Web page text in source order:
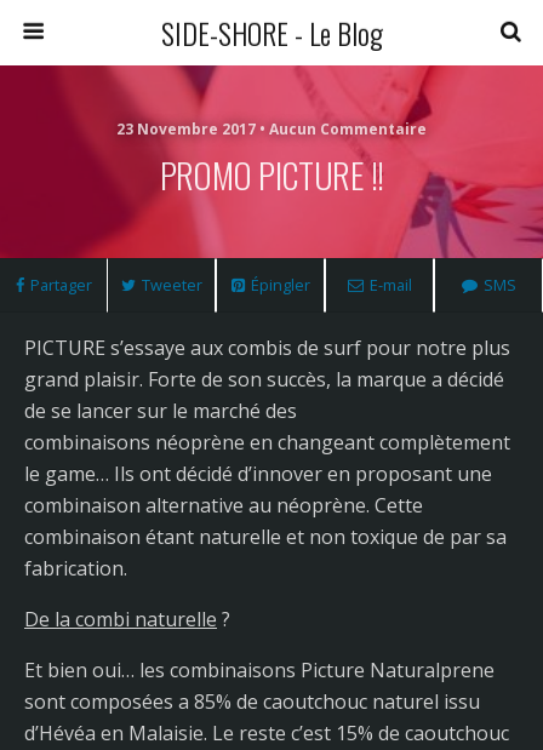
SIDE-SHORE - Le Blog
23 Novembre 2017 • Aucun Commentaire
PROMO PICTURE !!
Partager Tweeter Épingler E-mail SMS
PICTURE s’essaye aux combis de surf pour notre plus
grand plaisir. Forte de son succès, la marque a décidé
de se lancer sur le marché des
combinaisons néoprène en changeant complètement
le game… Ils ont décidé d’innover en proposant une
combinaison alternative au néoprène. Cette
combinaison étant naturelle et non toxique de par sa
fabrication.
De la combi naturelle ?
Et bien oui… les combinaisons Picture Naturalprene
sont composées a 85% de caoutchouc naturel issu
d’Hévéa en Malaisie. Le reste c’est 15% de caoutchouc